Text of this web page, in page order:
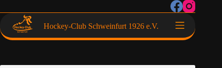
Hockey-Club Schweinfurt 1926 e.V.